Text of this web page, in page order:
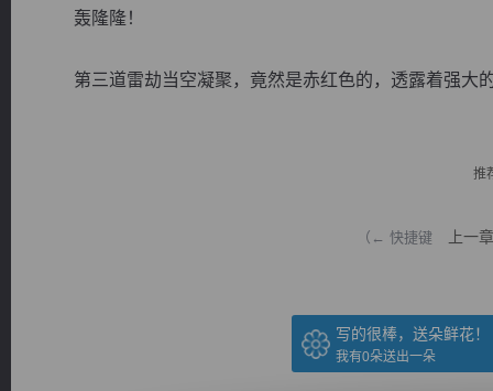
轰隆隆！
第三道雷劫当空凝聚，竟然是赤红色的，透露着强大
推
（← 快捷键 上一章
写的很棒，送朵鲜花！
我有0朵送出一朵